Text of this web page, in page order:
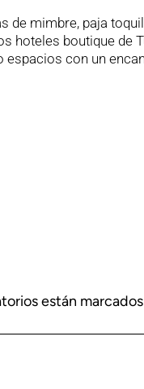
de mimbre, paja
hoteles boutique de
espacios con un
están